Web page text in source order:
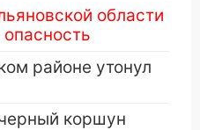
области
районе утонул
коршун